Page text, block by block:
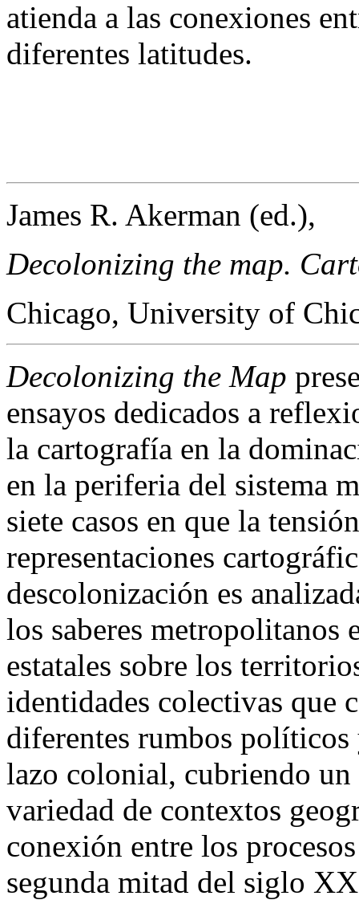
atienda a las conexiones
diferentes latitudes.
James R. Akerman (ed.),
Decolonizing the map.
Chicago, University of
Decolonizing the Map
ensayos dedicados a
la cartografía en la
en la periferia del sistema
siete casos en que la
representaciones
descolonización es
los saberes metropolitanos
estatales sobre los
identidades colectivas que
diferentes rumbos políticos
lazo colonial, cubriendo
variedad de contextos
conexión entre los
segunda mitad del siglo